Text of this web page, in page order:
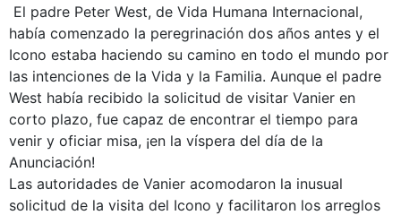
El padre Peter West, de Vida Humana Internacional,
había comenzado la peregrinación dos años antes y el
Icono estaba haciendo su camino en todo el mundo por
las intenciones de la Vida y la Familia. Aunque el padre
West había recibido la solicitud de visitar Vanier en
corto plazo, fue capaz de encontrar el tiempo para
venir y oficiar misa, ¡en la víspera del día de la
Anunciación!
Las autoridades de Vanier acomodaron la inusual
solicitud de la visita del Icono y facilitaron los arreglos